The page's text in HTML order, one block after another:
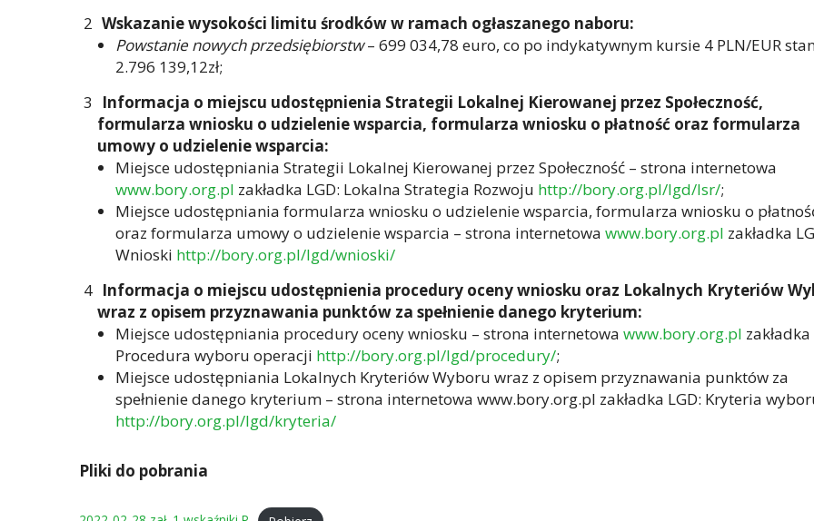
Wskazanie wysokości limitu środków w ramach ogłaszanego naboru:
Powstanie nowych przedsiębiorstw– 699 034,78 euro, co po indykatywnym kursie 4 PLN/EUR
2.796 139,12zł;
Informacja o miejscu udostępnienia Strategii Lokalnej Kierowanej przez Społeczność,
formularza wniosku o udzielenie wsparcia, formularza wniosku o płatność oraz formularza
umowy o udzielenie wsparcia:
Miejsce udostępniania Strategii Lokalnej Kierowanej przez Społeczność – strona internetowa
www.bory.org.pl zakładka LGD: Lokalna Strategia Rozwoju http://bory.org.pl/lgd/lsr/;
Miejsce udostępniania formularza wniosku o udzielenie wsparcia, formularza wniosku o
oraz formularza umowy o udzielenie wsparcia – strona internetowa www.bory.org.pl zakładka
Wnioski http://bory.org.pl/lgd/wnioski/
Informacja o miejscu udostępnienia procedury oceny wniosku oraz Lokalnych Kryteriów
wraz z opisem przyznawania punktów za spełnienie danego kryterium:
Miejsce udostępniania procedury oceny wniosku – strona internetowa www.bory.org.pl zakładka
Procedura wyboru operacji http://bory.org.pl/lgd/procedury/;
Miejsce udostępniania Lokalnych Kryteriów Wyboru wraz z opisem przyznawania punktów za
spełnienie danego kryterium – strona internetowa www.bory.org.pl zakładka LGD: Kryteria
http://bory.org.pl/lgd/kryteria/
Pliki do pobrania